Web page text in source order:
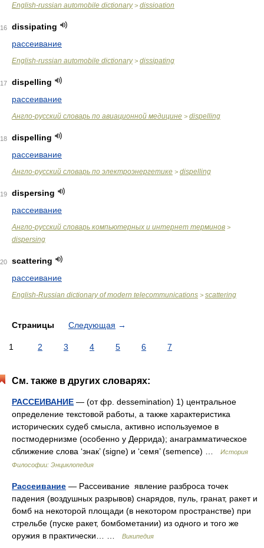
English-russian automobile dictionary> dissioation
16
dissipating
рассеивание
English-russian automobile dictionary> dissipating
17
dispelling
рассеивание
Англо-русский словарь по авиационной медицине > dispelling
18
dispelling
рассеивание
Англо-русский словарь по электроэнергетике > dispelling
19
dispersing
рассеивание
Англо-русский словарь компьютерных и интернет терминов >
dispersing
20
scattering
рассеивание
English-Russian dictionary of modern telecommunications > scattering
Страницы Следующая →
1 2 3 4 5 6 7
См. также в других словарях:
РАССЕИВАНИЕ — (от фр. dessemination) 1) центральное
определение текстовой работы, а также характеристика
исторических судеб смысла, активно используемое в
постмодернизме (особенно у Деррида); анаграмматическое
сближение слова ‘знак’ (signe) и ‘семя’ (semence) …
История
Философии: Энциклопедия
Рассеивание — Рассеивание явление разброса точек
падения (воздушных разрывов) снарядов, пуль, гранат, ракет и
бомб на некоторой площади (в некотором пространстве) при
стрельбе (пуске ракет, бомбометании) из одного и того же
оружия в практически… …
Википедия